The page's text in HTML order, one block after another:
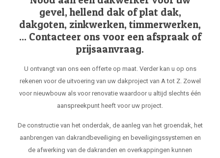
gevel, hellend dak of plat dak,
dakgoten, zinkwerken, timmerwerken,
... Contacteer ons voor een afspraak of
prijsaanvraag.
U ontvangt van ons een offerte op maat. Verder kan u op ons
rekenen voor de uitvoering van uw dakproject van A tot Z. Zowel
voor nieuwbouw als voor renovatie waardoor u altijd slechts één
aanspreekpunt heeft voor uw project.
De constructie van het onderdak, de aanleg van het groendak, het
aanbrengen van dakrandbeveiliging en beveiligingssystemen en
de afwerking van de dakranden en overkappingen kunnen